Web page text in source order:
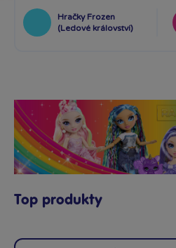
Hračky Frozen
(Ledové království)
Top produkty